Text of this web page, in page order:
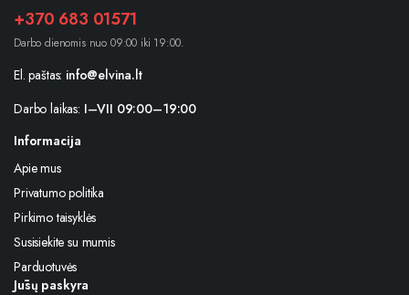
+370 683 01571
Darbo dienomis nuo 09:00 iki 19:00.
El. paštas: info@elvina.lt
Darbo laikas: I–VII 09:00–19:00
Informacija
Apie mus
Privatumo politika
Pirkimo taisyklės
Susisiekite su mumis
Parduotuvės
Jūsų paskyra